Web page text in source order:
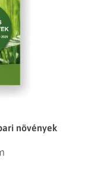
növények